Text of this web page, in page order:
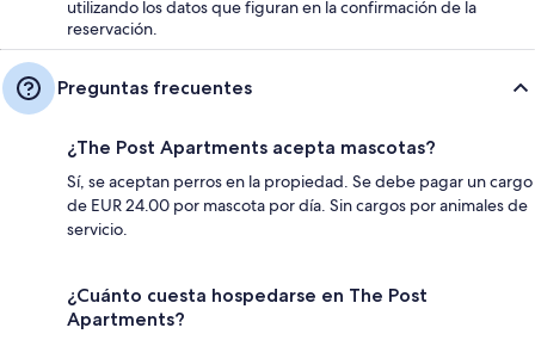
utilizando los datos que figuran en la confirmación de la
reservación.
Preguntas frecuentes
¿The Post Apartments acepta mascotas?
Sí, se aceptan perros en la propiedad. Se debe pagar un cargo
de EUR 24.00 por mascota por día. Sin cargos por animales de
servicio.
¿Cuánto cuesta hospedarse en The Post
Apartments?